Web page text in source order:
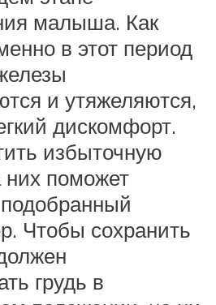
малыша. Как
в этот период
и утяжеляются,
дискомфорт.
избыточную
них поможет
Чтобы сохранить
грудь в